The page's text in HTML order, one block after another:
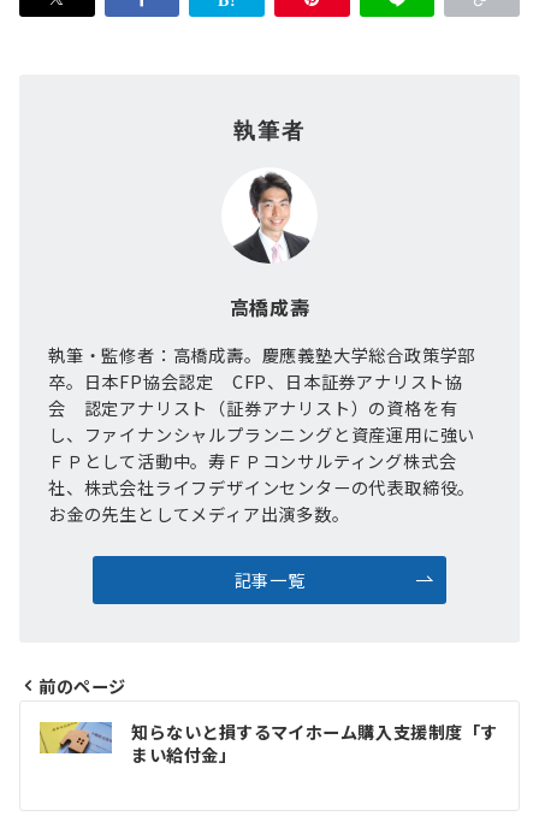
執筆者
高橋成壽
執筆・監修者：高橋成壽。慶應義塾大学総合政策学部
卒。日本FP協会認定 CFP、日本証券アナリスト協
会 認定アナリスト（証券アナリスト）の資格を有
し、ファイナンシャルプランニングと資産運用に強い
ＦＰとして活動中。寿ＦＰコンサルティング株式会
社、株式会社ライフデザインセンターの代表取締役。
お金の先生としてメディア出演多数。
記事一覧
投
稿
ナ
前のページ
知らないと損するマイホーム購入支援制度「す
まい給付金」